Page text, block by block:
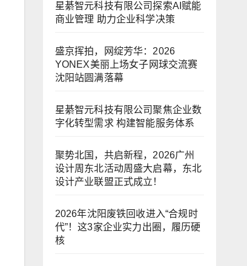
星綦智元科技有限公司探索AI赋能
商业管理 助力企业科学决策
盛京挥拍，网绽芳华：2026
YONEX美丽上场女子网球交流赛
沈阳站圆满落幕
星綦智元科技有限公司聚焦企业数
字化转型需求 构建智能服务体系
聚势北国，共启新程，2026广州
设计周东北活动周盛大启幕，东北
设计产业联盟正式成立！
2026年沈阳废铁回收进入“合规时
代”！这3家企业实力出圈，履历硬
核